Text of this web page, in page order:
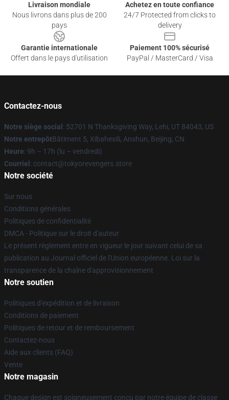
Livraison mondiale
Nous livrons dans plus de 200
pays
Achetez en toute confiance
24/7 Protected from clicks to
delivery
Garantie internationale
Offert dans le pays d'utilisation
Paiement 100% sécurisé
PayPal / MasterCard / Visa
Contactez-nous
Notre siège social : 52701 N Thanksgiving Way, Lehi, UT 84043, US
Notre entrepôtBâtiment 5, Xibahexili, Anshun, Beijing, CN
Heure: 9h – 17h (lu – vendredi)
Courriel : contact@tokyorevengers.store
Notre société
Sur nous
Conditions générales
Politiques de confidentialité
DMCA - Politique sur le droit d'auteur
Le présent règlement entre en vigueur le jour suivant celui de sa
publication au Journal officiel de l'Union européenne. Loi sur la
transparence de la chaîne d'approvisionnement
Notre soutien
Politiques d'expédition et de livraison
Conditions de paiement
Politiques de retour et de remboursement
Contactez-nous
Aide aux clients (FAQ)
Vente
Notre magasin
Chaque design est soigneusement conçu par notre équipe de classe